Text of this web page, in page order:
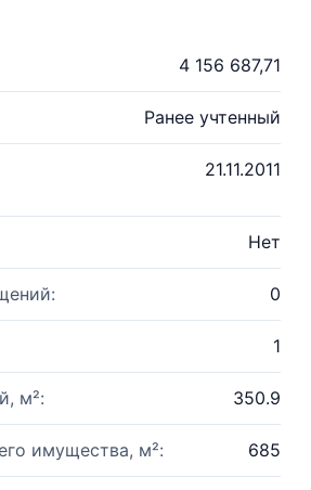
4 156 687,71
Ранее учтенный
21.11.2011
Нет
0
1
м²: 350.9
имущества, м²: 685